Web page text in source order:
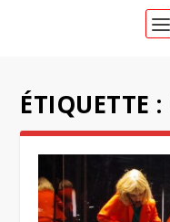
ÉTIQUETTE :